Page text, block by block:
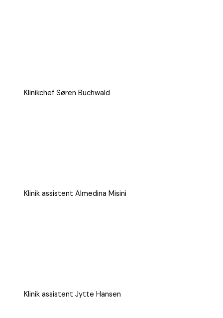
Klinikchef Søren Buchwald
Klinik assistent Almedina Misini
Klinik assistent Jytte Hansen